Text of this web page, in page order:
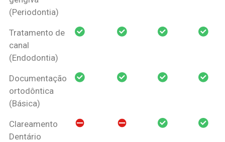
(Periodontia)
Tratamento de
canal
(Endodontia)
Documentação
ortodôntica
(Básica)
Clareamento
Dentário